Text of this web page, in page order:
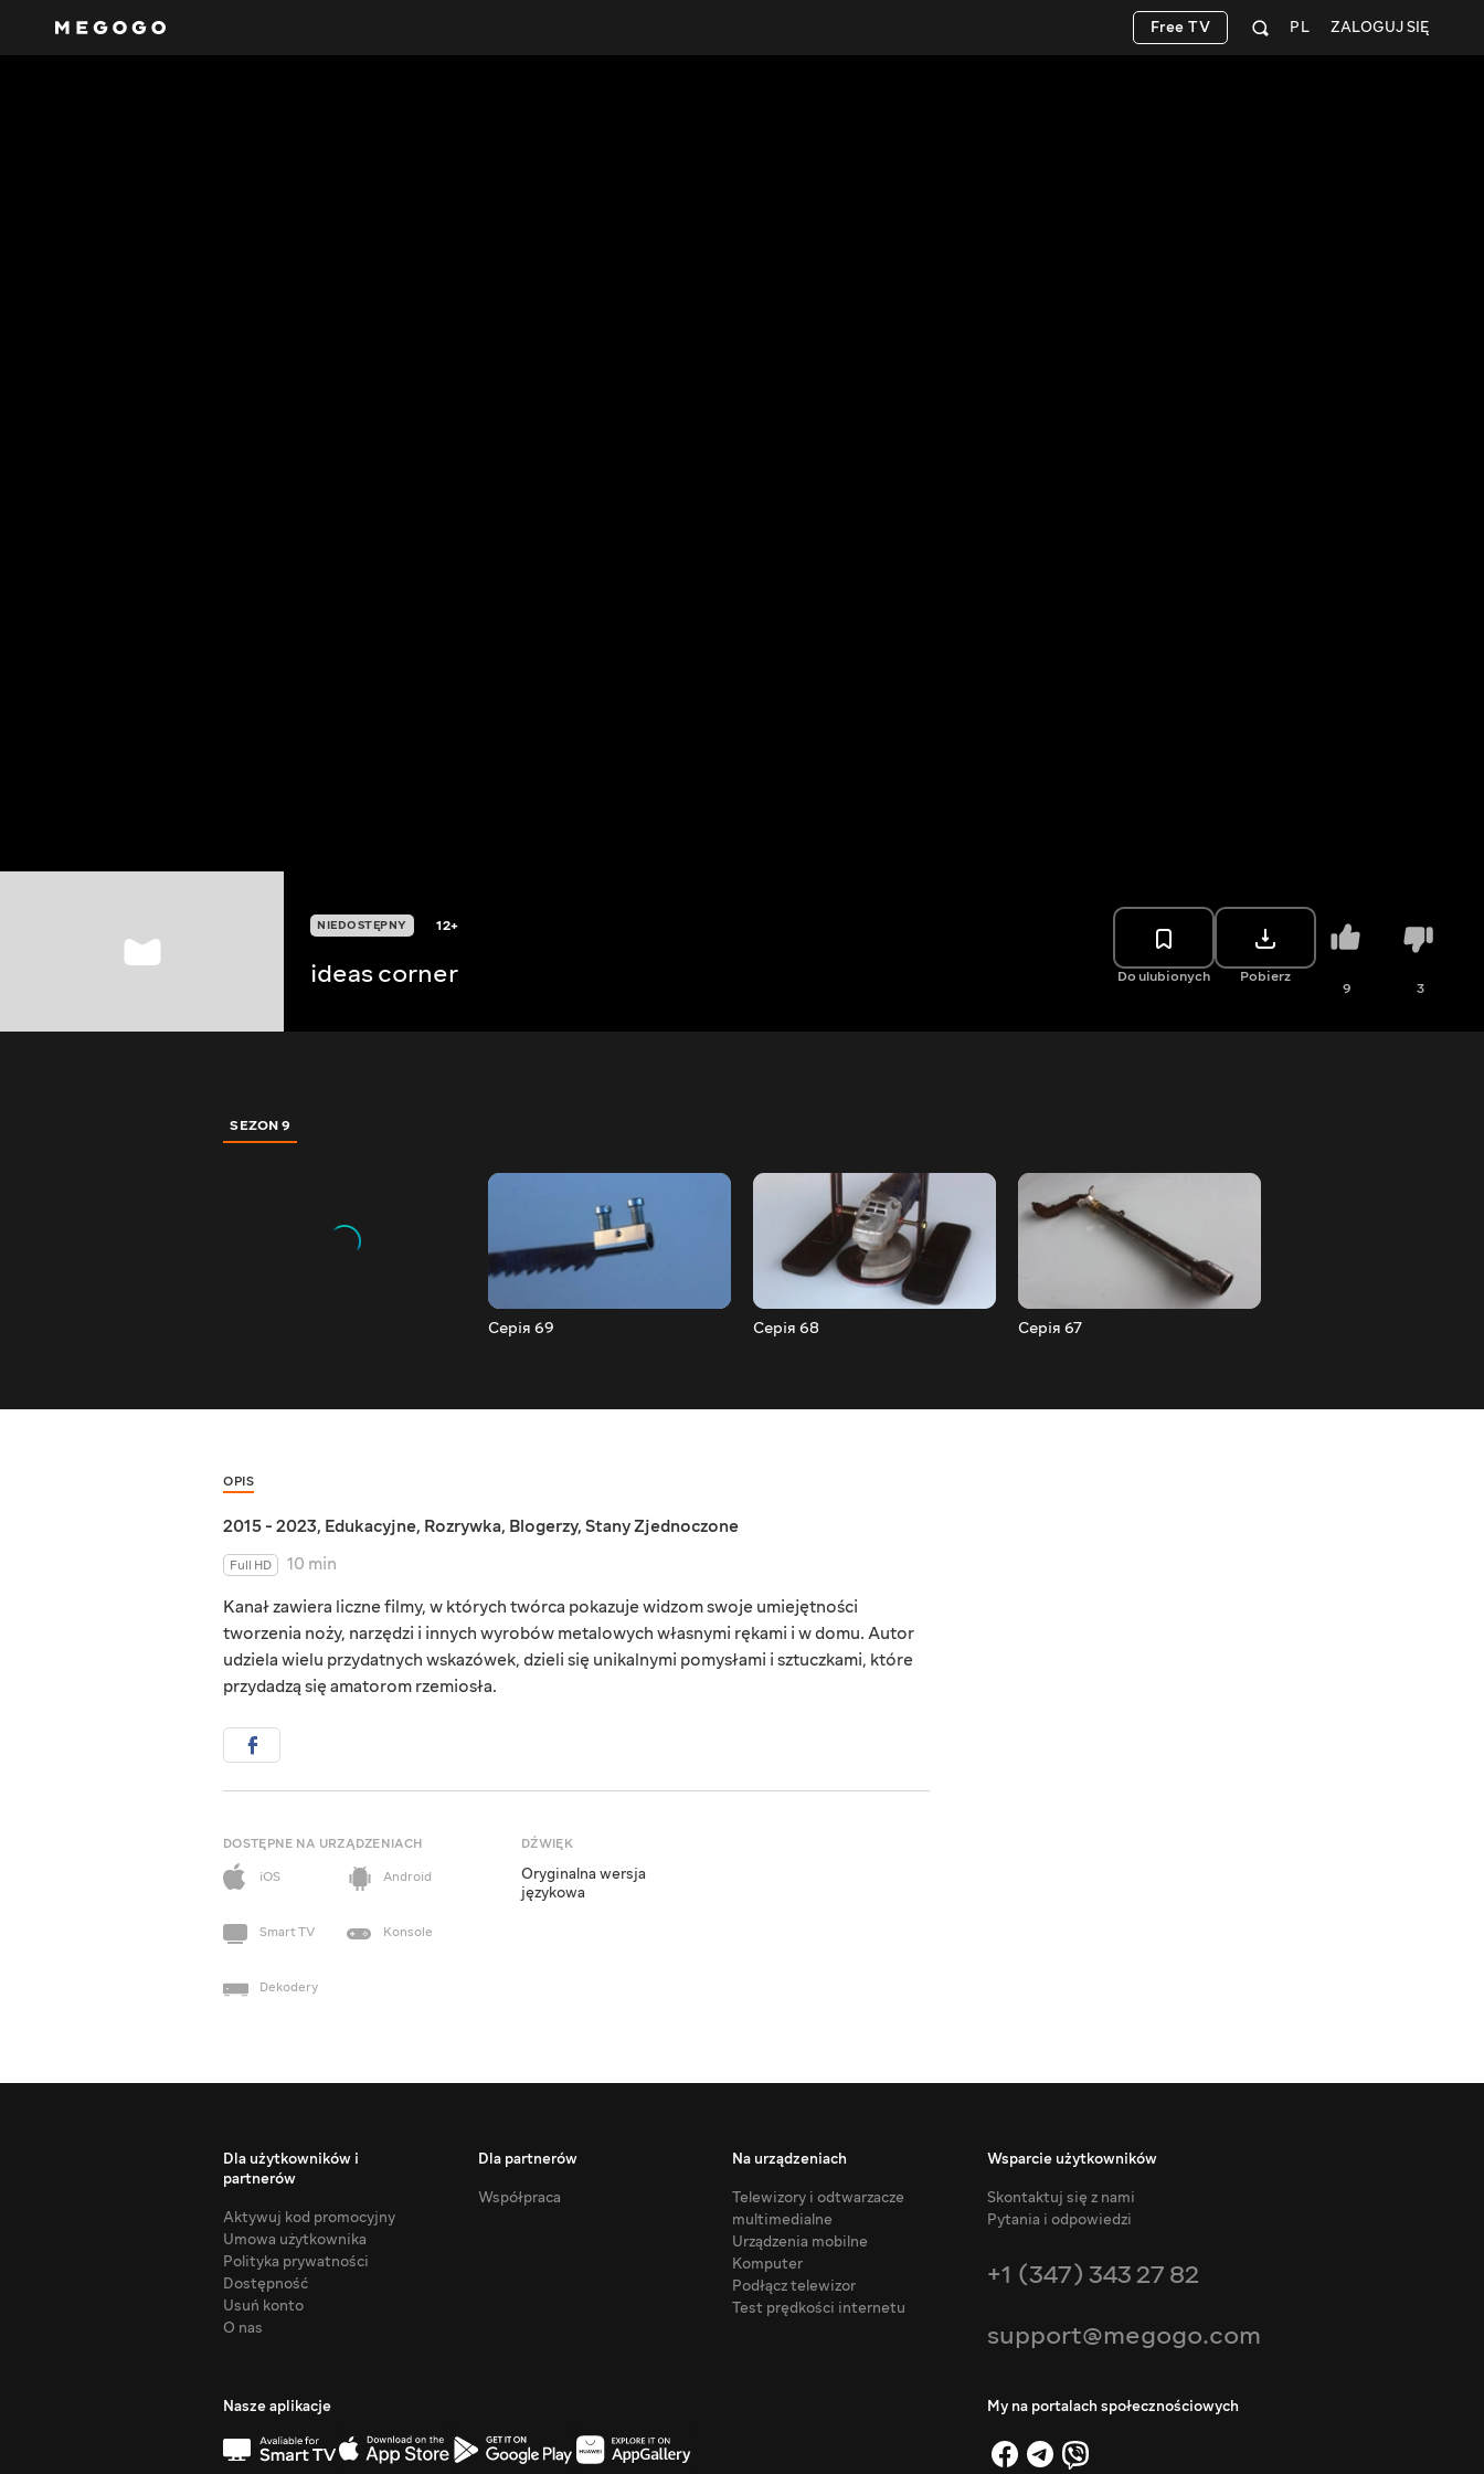
ZALOGUJ SIĘ
PL
Free TV
NIEDOSTĘPNY 12+
ideas corner Do ulubionych Pobierz
9 3
SEZON 9
Серія 69 Серія 68 Серія 67
OPIS
2015 - 2023, Edukacyjne, Rozrywka, Blogerzy, Stany Zjednoczone
Full HD
10 min
Kanał zawiera liczne filmy, w których twórca pokazuje widzom swoje umiejętności
tworzenia noży, narzędzi i innych wyrobów metalowych własnymi rękami i w domu. Autor
udziela wielu przydatnych wskazówek, dzieli się unikalnymi pomysłami i sztuczkami, które
przydadzą się amatorom rzemiosła.
DOSTĘPNE NA URZĄDZENIACH
iOS
Android
Smart TV Konsole
Dekodery
DŹWIĘK
Oryginalna wersja
językowa
Dla użytkowników i
partnerów
Aktywuj kod promocyjny
Umowa użytkownika
Polityka prywatności
Dostępność
Usuń konto
O nas
Dla partnerów
Współpraca
Na urządzeniach
Telewizory i odtwarzacze
multimedialne
Urządzenia mobilne
Komputer
Podłącz telewizor
Test prędkości internetu
Wsparcie użytkowników
Skontaktuj się z nami
Pytania i odpowiedzi
+1 (347) 343 27 82
support@megogo.com
Nasze aplikacje My na portalach społecznościowych